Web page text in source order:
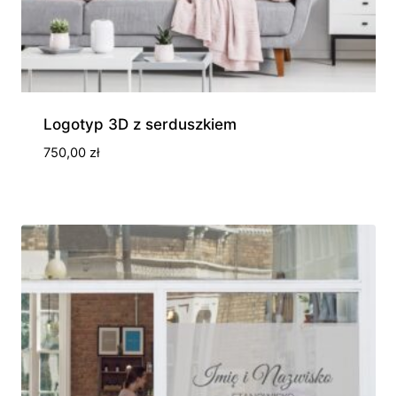
Logotyp 3D z serduszkiem
750,00 zł